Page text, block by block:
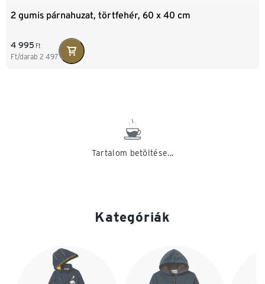
2 gumis párnahuzat, törtfehér, 60 x 40 cm
4 995 Ft
Ft/darab 2 497
Tartalom betöltése...
Kategóriák